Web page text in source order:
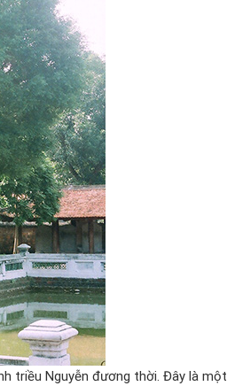
triều Nguyễn đương thời. Đây là một